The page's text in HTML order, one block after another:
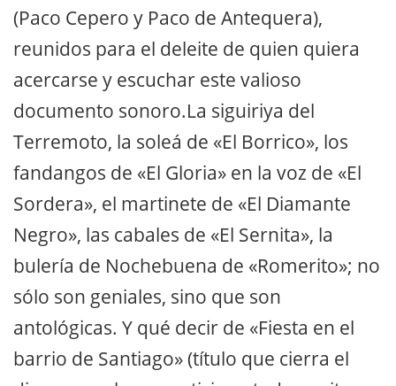
(Paco Cepero y Paco de Antequera),
reunidos para el deleite de quien quiera
acercarse y escuchar este valioso
documento sonoro.La siguiriya del
Terremoto, la soleá de «El Borrico», los
fandangos de «El Gloria» en la voz de «El
Sordera», el martinete de «El Diamante
Negro», las cabales de «El Sernita», la
bulería de Nochebuena de «Romerito»; no
sólo son geniales, sino que son
antológicas. Y qué decir de «Fiesta en el
barrio de Santiago» (título que cierra el